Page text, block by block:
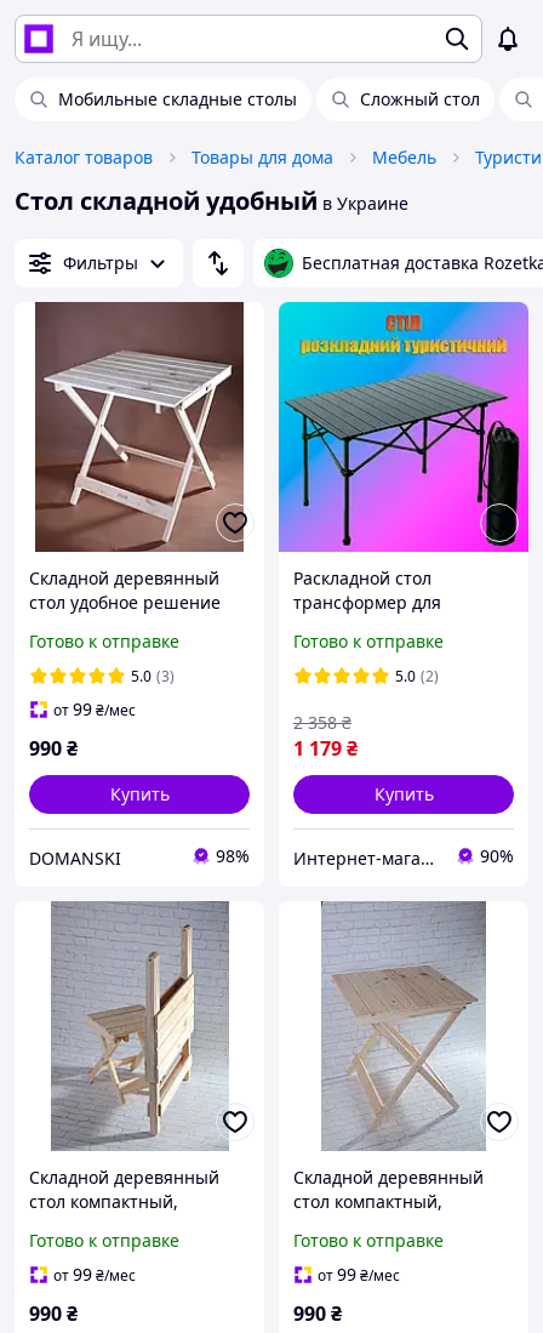
Мобильные складные столы Сложный стол
Каталог товаров Товары для дома Мебель
Стол складной удобный в Украине
Фильтры Бесплатная доставка
Складной деревянный
стол удобное решение
и уличной Складаний
дерев яний стілторговли
Готово к отправке
5.0 (3)
от99₴/мес
990₴
Купить
DOMANSKI 98%
Раскладной стол
трансформер для
удобный туристический
столик, стол складной для
Готово к отправке
5.0 (2)
1 179₴
2 358 ₴
Купить
Интернет-магазин "Fresh-shop" 90%
Складной деревянный
стол компактный,
для отдыха и
мероприятий
Готово к отправке
от99₴/мес
990₴
Складной деревянный
стол компактный,
для отдыха и
мероприятий
Готово к отправке
от99₴/мес
990₴